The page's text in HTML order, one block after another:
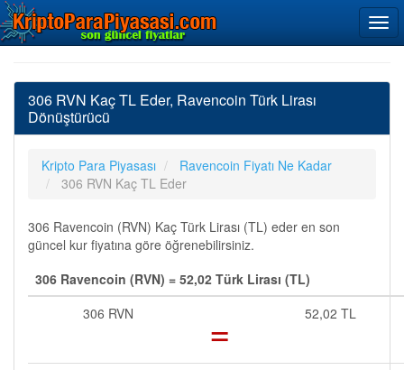
306 RVN Kaç TL Eder, Ravencoin Türk Lirası
Dönüştürücü
Kripto Para Piyasası
Ravencoin Fiyatı Ne Kadar
306 RVN Kaç TL Eder
306 Ravencoin (RVN) Kaç Türk Lirası (TL) eder en son
güncel kur fiyatına göre öğrenebilirsiniz.
306 Ravencoin (RVN) = 52,02 Türk Lirası (TL)
306 RVN
= 52,02 TL